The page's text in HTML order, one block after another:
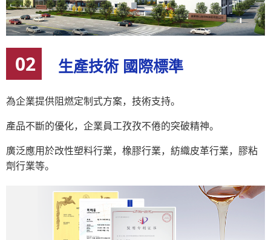
02 生產技術 國際標準
為企業提供阻燃定制式方案，技術支持。
產品不斷的優化，企業員工孜孜不倦的突破精神。
廣泛應用於改性塑料行業，橡膠行業，紡織皮革行業，膠粘
劑行業等。